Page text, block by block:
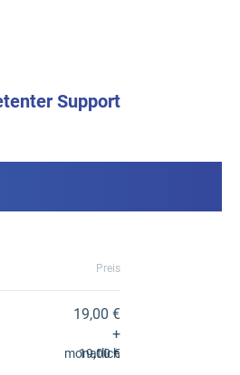
Support
Preis
19,00 €
+
19,00 €
monatlich